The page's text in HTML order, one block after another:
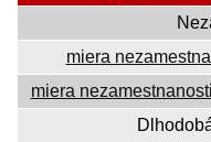
miera
miera